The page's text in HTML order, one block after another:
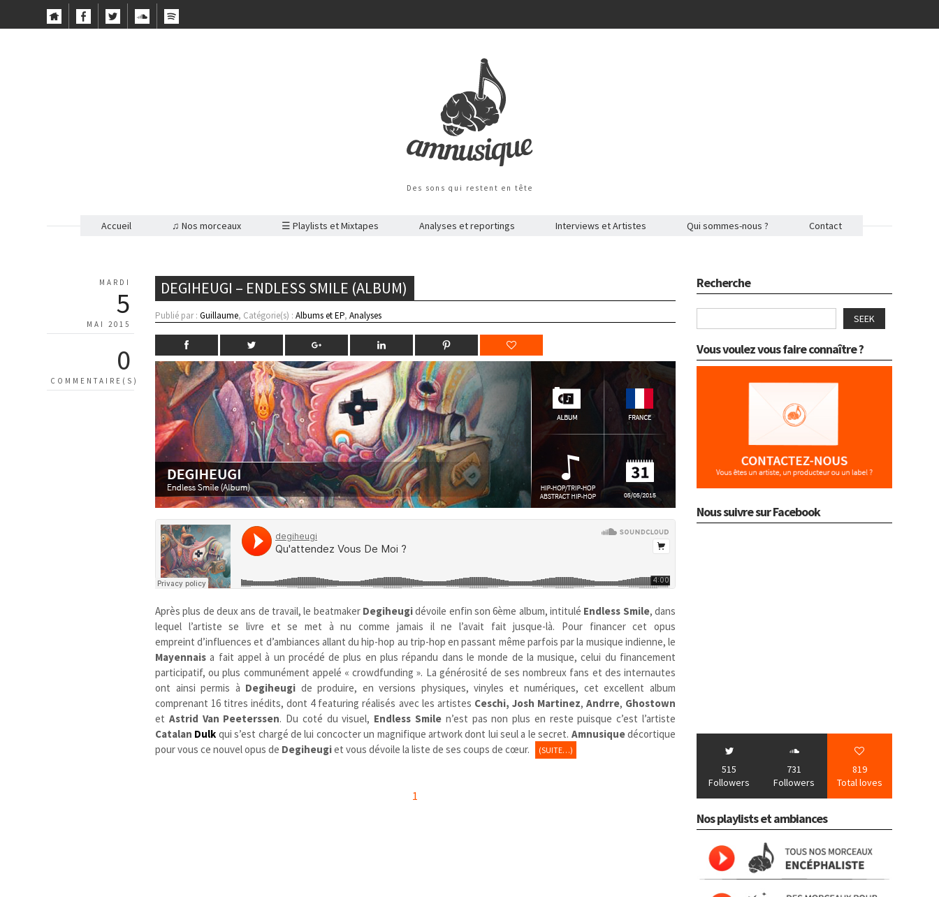
Des sons qui restent en tête
Accueil ♫ Nos morceaux ☰ Playlists et Mixtapes Analyses et reportings Interviews et Artistes Qui sommes-nous ? Contact
MARDI
5
MAI 2015
0
COMMENTAIRE(S)
DEGIHEUGI – ENDLESS SMILE (ALBUM)
Publié par :Guillaume, Catégorie(s) :Albums et EP,Analyses
Après plus de deux ans de travail, le beatmaker Degiheugidévoile enfin son 6ème album, intitulé Endless Smile, dans
lequel l’artiste se livre et se met à nu comme jamais il ne l’avait fait jusque-là. Pour financer cet opus
empreint d’influences et d’ambiances allant du hip-hop au trip-hop en passant même parfois par la musique indienne, le
Mayennais a fait appel à un procédé de plus en plus répandu dans le monde de la musique, celui du financement
participatif, ou plus communément appelé « crowdfunding ». La générosité de ses nombreux fans et des internautes
ont ainsi permis à Degiheugi de produire, en versions physiques, vinyles et numériques, cet excellent album
comprenant 16 titres inédits, dont 4 featuring réalisés avec les artistes Ceschi, Josh Martinez, Andrre, Ghostown
et Astrid Van Peeterssen. Du coté du visuel, Endless Smile n’est pas non plus en reste puisque c’est l’artiste
Catalan Dulk qui s’est chargé de lui concocter un magnifique artwork dont lui seul a le secret. Amnusiquedécortique
pour vous ce nouvel opus de Degiheugiet vous dévoile la liste de ses coups de cœur. (SUITE…)
1
Recherche
SEEK
Vous voulez vous faire connaître ?
Nous suivre sur Facebook
515
Followers
731
Followers
819
Total loves
Nos playlists et ambiances